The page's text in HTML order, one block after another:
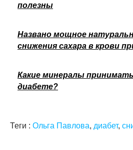
полезны
Названо мощное
снижения сахара в крови
Какие минералы
диабете?
Теги : Ольга Павлова, диабет,